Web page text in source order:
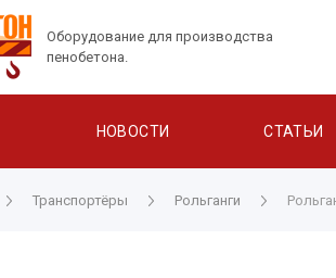
Оборудование для производства
пенобетона.
НОВОСТИ СТАТЬИ
Транспортёры Рольганги